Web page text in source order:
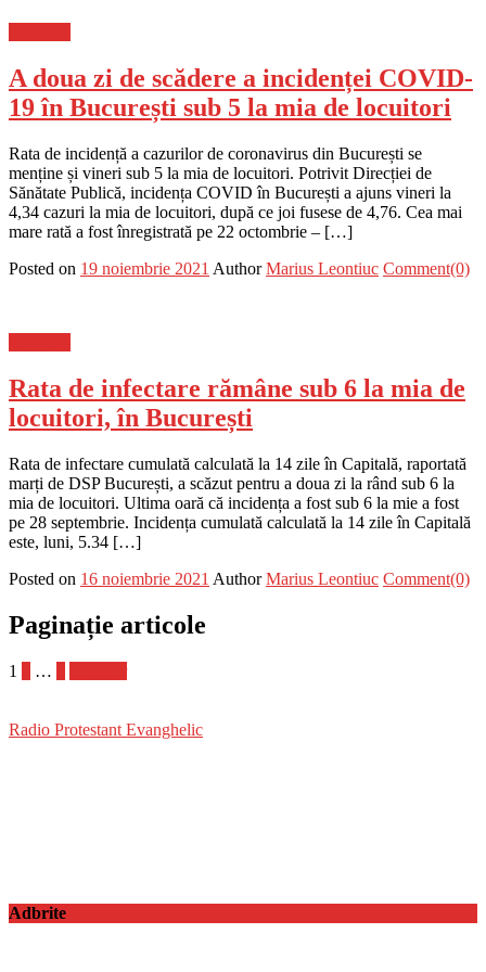
A doua zi de scădere a incidenței COVID-
19 în București sub 5 la mia de locuitori
Rata de incidență a cazurilor de coronavirus din București se
menține și vineri sub 5 la mia de locuitori. Potrivit Direcției de
Sănătate Publică, incidența COVID în București a ajuns vineri la
4,34 cazuri la mia de locuitori, după ce joi fusese de 4,76. Cea mai
mare rată a fost înregistrată pe 22 octombrie – […]
Posted on 19 noiembrie 2021 Author Marius Leontiuc Comment(0)
Rata de infectare rămâne sub 6 la mia de
locuitori, în București
Rata de infectare cumulată calculată la 14 zile în Capitală, raportată
marți de DSP București, a scăzut pentru a doua zi la rând sub 6 la
mia de locuitori. Ultima oară că incidența a fost sub 6 la mie a fost
pe 28 septembrie. Incidența cumulată calculată la 14 zile în Capitală
este, luni, 5.34 […]
Posted on 16 noiembrie 2021 Author Marius Leontiuc Comment(0)
Paginație articole
1 …
Radio Protestant Evanghelic
Adbrite